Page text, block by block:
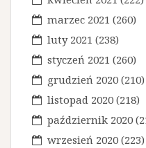
marzec 2021 (260)
luty 2021 (238)
styczeń 2021 (260)
grudzień 2020 (210)
listopad 2020 (218)
październik 2020
wrzesień 2020 (223)